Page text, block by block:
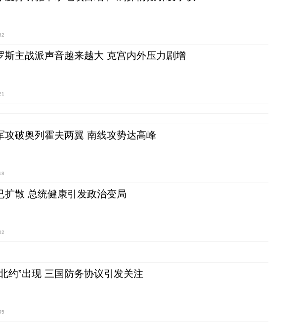
斯主战派声音越来越大 克宫内外压力剧增
攻破奥列霍夫两翼 南线攻势达高峰
扩散 总统健康引发政治变局
约”出现 三国防务协议引发关注